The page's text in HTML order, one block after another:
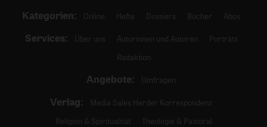
Kategorien: Online Hefte Dossiers Bücher Abos
Services: Über uns Autorinnen und Autoren
Porträts
Redaktion
Angebote: Umfragen
Verlag:
Media Sales Herder Korrespondenz
Religion & Spiritualität
Theologie & Pastoral